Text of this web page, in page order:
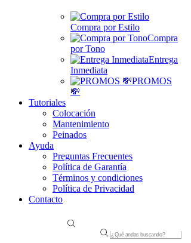
Compra por Estilo
Compra
por Tono
Entrega
Inmediata
PROMOS
💸
Tutoriales
Colocación
Mantenimiento
Peinados
Ayuda
Preguntas Frecuentes
Política de Garantía
Términos y condiciones
Política de Privacidad
Contacto
Products
search